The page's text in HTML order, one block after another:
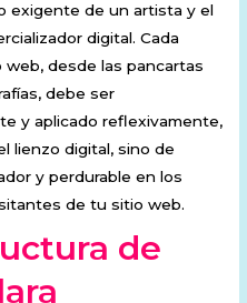
exigente de un artista y el
digital. Cada
desde las pancartas
debe ser
y aplicado reflexivamente,
lienzo digital, sino de
y perdurable en los
de tu sitio web.
de